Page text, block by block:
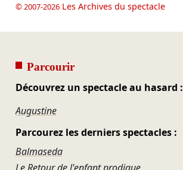
© 2007-2026Les Archives du spectacle
Parcourir
Découvrez un spectacle au hasard :
Augustine
Parcourez les derniers spectacles :
Balmaseda
Le Retour de l'enfant prodigue